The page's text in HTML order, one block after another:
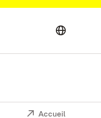
Accueil